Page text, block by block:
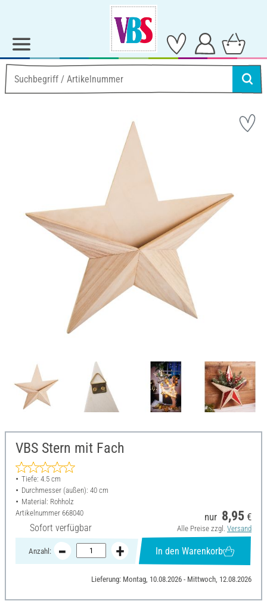
VBS Stern mit Fach
Tiefe: 4.5 cm
Durchmesser (außen): 40 cm
Material: Rohholz
Artikelnummer 668040
Sofort verfügbar
nur 8,95 €
Alle Preise zzgl. Versand
Anzahl: In den Warenkorb
Lieferung: Montag, 10.08.2026 - Mittwoch, 12.08.2026